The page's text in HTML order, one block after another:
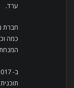
ערד.
חברת
כמה